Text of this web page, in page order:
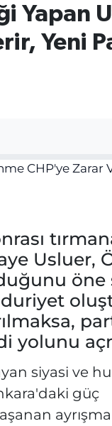
Yapan
Yeni
Usluer,
yolunu
siyasi ve
güç